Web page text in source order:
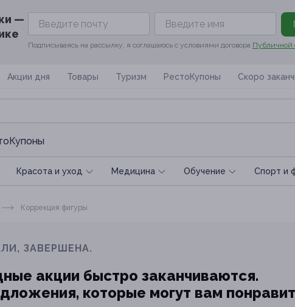
—
Подписываясь на рассылку, я соглашаюсь с условиями договора Публичной
Акции дня Товары Туризм РестоКупоны Скоро
Красота и уход Медицина Обучение Спoрт и
Коррекция фигуры
ЗАВЕРШЕНА.
акции быстро заканчиваются.
которые могут вам